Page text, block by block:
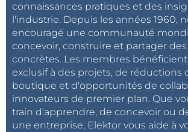
connaissances pratiques et des
l'industrie. Depuis les années 1960,
encouragé une communauté
concevoir, construire et partager
concrètes. Les membres
exclusif à des projets, de réductions
boutique et d'opportunités de
innovateurs de premier plan. Que
train d'apprendre, de concevoir ou
une entreprise, Elektor vous aide à